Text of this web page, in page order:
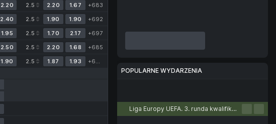
2.20 2.5 2.20 1.67
+683
2.40 2.5 1.90 1.90
+692
1.95 2.5 1.70 2.17
+697
2.50 2.5 2.20 1.68
+685
1.90 2.5 1.87 1.93
POPULARNE WYDARZENIA
Liga Europy UEFA. 3. runda kwalifikacyjna. Pierwsze mecze